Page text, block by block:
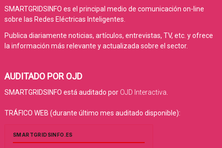
SMARTGRIDSINFO es el principal medio de comunicación on-line
sobre las Redes Eléctricas Inteligentes.
Publica diariamente noticias, artículos, entrevistas, TV, etc. y ofrece
la información más relevante y actualizada sobre el sector.
AUDITADO POR OJD
SMARTGRIDSINFO está auditado por OJD Interactiva
TRÁFICO WEB (durante último mes auditado disponible):